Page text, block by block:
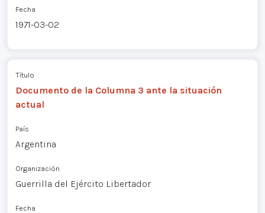
Fecha
1971-03-02
Título
Documento de la Columna 3 ante la situación
actual
País
Argentina
Organización
Guerrilla del Ejército Libertador
Fecha